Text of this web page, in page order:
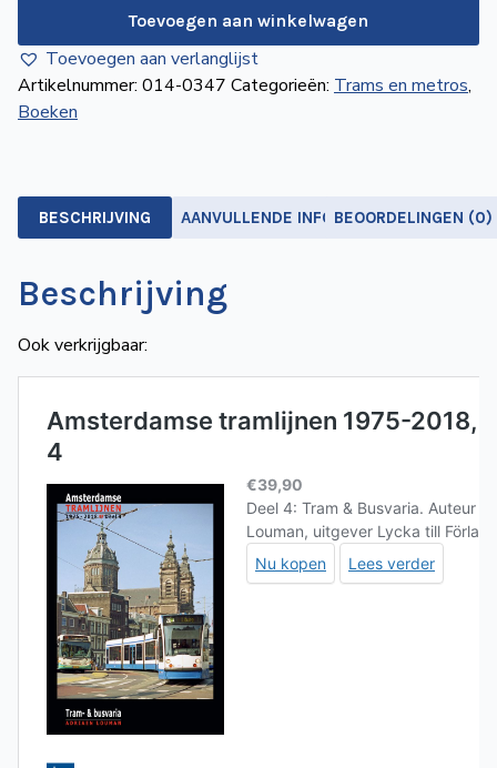
3
aantal
Toevoegen aan winkelwagen
Toevoegen aan verlanglijst
Artikelnummer: 014-0347 Categorieën: Trams en metros,
Boeken
BESCHRIJVING AANVULLENDE INFORMATIEBEOORDELINGEN (0)
Beschrijving
Ook verkrijgbaar: